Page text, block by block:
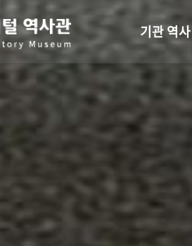
기관 역사
기관 변천사